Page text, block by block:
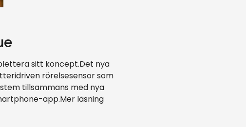
sitt koncept.Det nya
rörelsesensor som
tillsammans med nya
app.Mer läsning